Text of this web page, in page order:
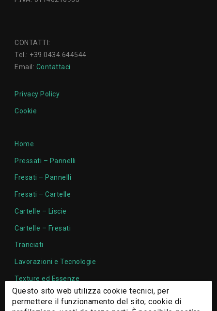
CONTATTI:
Tel.: +39.0434.644544
Email: Contattaci
Privacy Policy
Cookie
Home
Pressati – Pannelli
Fresati – Pannelli
Fresati – Cartelle
Cartelle – Liscie
Cartelle – Fresati
Tranciati
Lavorazioni e Tecnologie
Texture ed Essenze
Chi Siamo
Questo sito web utilizza cookie tecnici, per
permettere il funzionamento del sito; cookie di